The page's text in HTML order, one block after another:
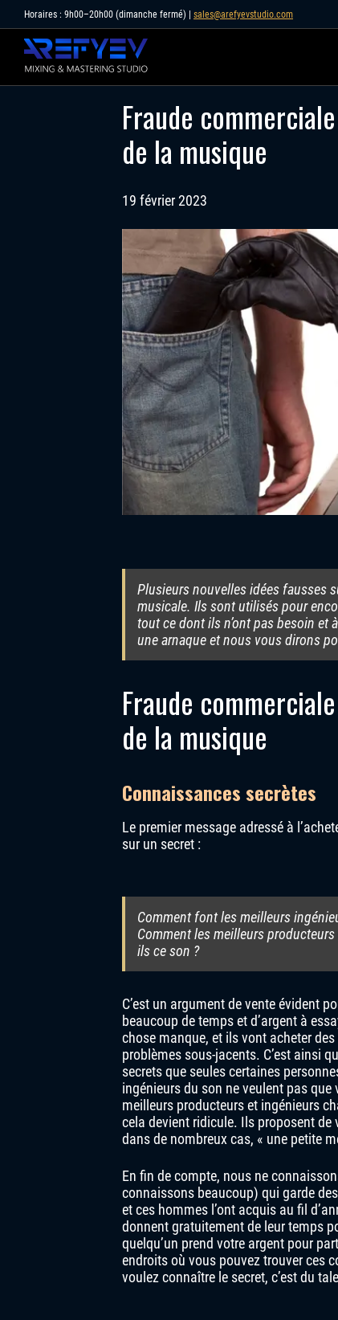
to
content
Horaires : 9h00–20h00 (dimanche fermé) | sales@arefyevstudio.com
Fraude
de la musique
19 février 2023
Plusieurs nouvelles idées fausses
musicale. Ils sont utilisés pour
tout ce dont ils n’ont pas besoin et
une arnaque et nous vous dirons
Fraude
de la musique
Connaissances secrètes
Le premier message adressé à
sur un secret :
Comment font les meilleurs
Comment les meilleurs
ils ce son ?
C’est un argument de vente évident
beaucoup de temps et d’argent à
chose manque, et ils vont acheter
problèmes sous-jacents. C’est ainsi
secrets que seules certaines
ingénieurs du son ne veulent pas que
meilleurs producteurs et ingénieurs
cela devient ridicule. Ils proposent de
dans de nombreux cas, « une petite
En fin de compte, nous ne
connaissons beaucoup) qui garde
et ces hommes l’ont acquis au fil
donnent gratuitement de leur temps
quelqu’un prend votre argent pour
endroits où vous pouvez trouver ces
voulez connaître le secret, c’est du